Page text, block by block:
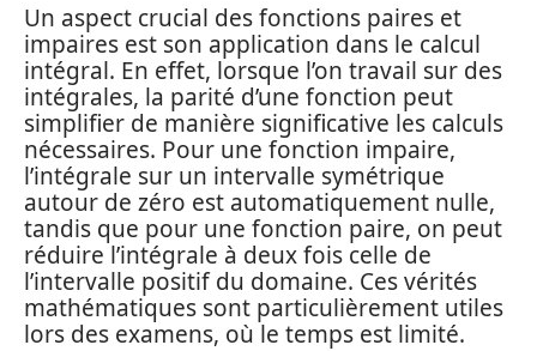
Un aspect crucial des fonctions paires et
impaires est son application dans le calcul
intégral. En effet, lorsque l’on travail sur des
intégrales, la parité d’une fonction peut
simplifier de manière significative les calculs
nécessaires. Pour une fonction impaire,
l’intégrale sur un intervalle symétrique
autour de zéro est automatiquement nulle,
tandis que pour une fonction paire, on peut
réduire l’intégrale à deux fois celle de
l’intervalle positif du domaine. Ces vérités
mathématiques sont particulièrement utiles
lors des examens, où le temps est limité.